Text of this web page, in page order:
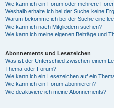
Wie kann ich ein Forum oder mehrere
Weshalb erhalte ich bei der Suche keine
Warum bekomme ich bei der Suche eine
Wie kann ich nach Mitgliedern suchen?
Wie kann ich meine eigenen Beiträge und
Abonnements und Lesezeichen
Was ist der Unterschied zwischen einem
Thema oder Forum?
Wie kann ich ein Lesezeichen auf ein
Wie kann ich ein Forum abonnieren?
Wie deaktiviere ich meine Abonnements?